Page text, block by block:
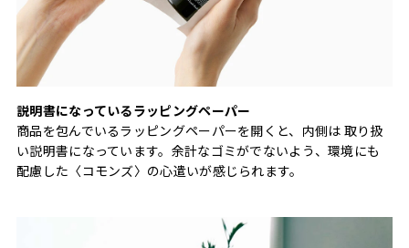
説明書になっているラッピングペーパー
商品を包んでいるラッピングペーパーを開くと、内側は 取り扱
い説明書になっています。余計なゴミがでないよう、環境にも
配慮した〈コモンズ〉の心遣いが感じられます。